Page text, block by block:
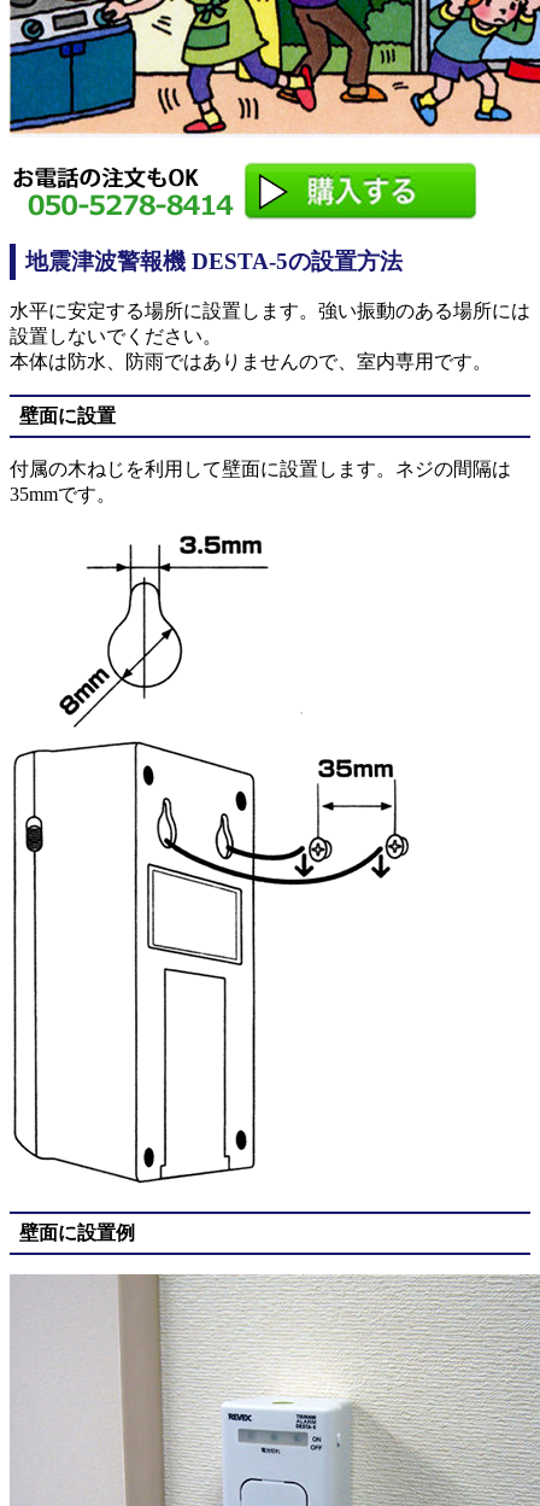
地震津波警報機 DESTA-5の設置方法
水平に安定する場所に設置します。強い振動のある場所には
設置しないでください。
本体は防水、防雨ではありませんので、室内専用です。
壁面に設置
付属の木ねじを利用して壁面に設置します。ネジの間隔は
35mmです。
壁面に設置例